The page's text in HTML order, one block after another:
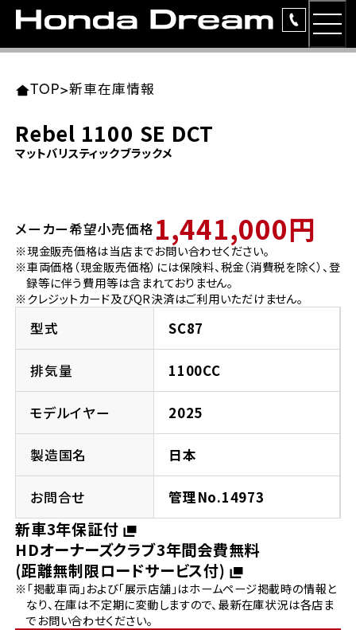
ラインアップ
レンタルバイク
洋用品
イベント
法人向けサービス
お問い合わせ
TOP>新車在庫情報
Rebel 1100 SE DCT
マットバリスティックブラックメ
メーカー希望小売価格 1,441,000円
※現金販売価格は当店までお問い合わせください。
※車両価格（現金販売価格）には保険料、税金（消費税を除く）、登
録等に伴う費用等は含まれておりません。
※クレジットカード及びQR決済はご利用いただけません。
型式 SC87
排気量 1100CC
モデルイヤー 2025
製造国名 日本
お問合せ 管理No.14973
新車3年保証付
HDオーナーズクラブ3年間会費無料
(距離無制限ロードサービス付)
※「掲載車両」および「展示店舗」はホームページ掲載時の情報と
なり、在庫は不定期に変動しますので、最新在庫状況は各店ま
でお問い合わせください。
東北エリア 店舗一覧
岩手県
宮城県
ホンダドリーム 仙台泉
ホンダドリーム 宮城岩沼
福島県
ホンダドリーム 郡山
関東エリア 店舗一覧
東京都
ホンダドリーム 西東京
ホンダドリーム 練馬
ホンダドリーム 板橋
ホンダドリーム 葛飾
ホンダドリーム 大田
ホンダドリーム 立川
神奈川県
ホンダドリーム 磯子
ホンダドリーム 横浜都筑
中部エリア 店舗一覧
愛知県
ホンダドリーム 名古屋南
ホンダドリーム 小牧
ホンダドリーム 名古屋東
ホンダドリーム 一宮
ホンダドリーム 豊橋
ホンダドリーム 名古屋上小田井
岐阜県
ホンダドリーム 岐阜
近畿エリア 店舗一覧
大阪府
ホンダドリーム 箕面
ホンダドリーム 藤井寺
ホンダドリーム 東淀川
ホンダドリーム 豊中
京都府
ホンダドリーム 京都伏見
ホンダドリーム 京都北山
兵庫県
中国・四国エリア 店舗一覧
岡山県
広島県
ホンダドリーム 広島
ホンダドリーム 福山
徳島県
ホンダドリーム 徳島
香川県
ホンダドリーム 高松
高知県
九州エリア 店舗一覧
福岡県
ホンダドリーム 福岡東
ホンダドリーム 久留米
ホンダドリーム 福岡春日
ホンダドリーム 福岡西
熊本県
ホンダドリーム 熊本